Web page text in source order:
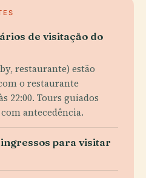
de visitação do
restaurante) estão
o restaurante
22:00. Tours guiados
antecedência.
para visitar